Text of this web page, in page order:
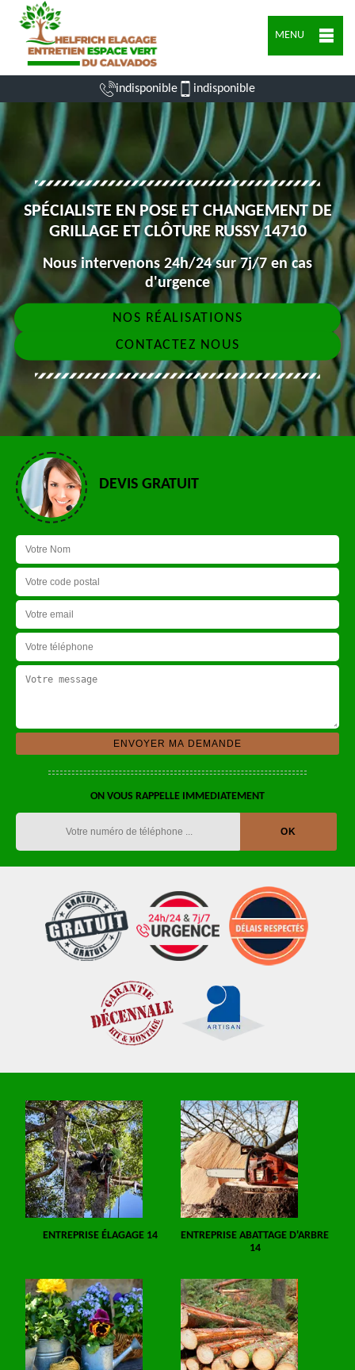
MENU
indisponible indisponible
SPÉCIALISTE EN POSE ET CHANGEMENT DE
GRILLAGE ET CLÔTURE RUSSY 14710
Nous intervenons 24h/24 sur 7j/7 en cas
d'urgence
NOS RÉALISATIONS
CONTACTEZ NOUS
DEVIS GRATUIT
ON VOUS RAPPELLE IMMEDIATEMENT
ENTREPRISE ÉLAGAGE 14
ENTREPRISE ABATTAGE D'ARBRE
14